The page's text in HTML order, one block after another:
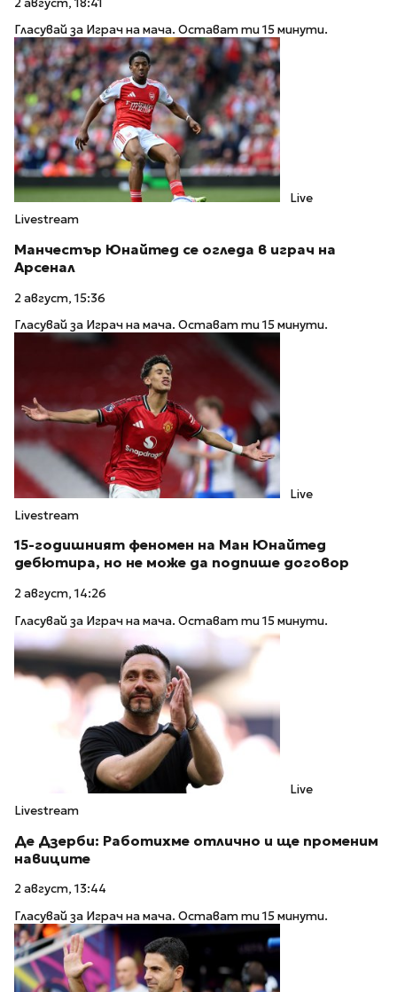
Гласувай за Играч на мача. Остават ти 15 минути.
Live
Livestream
Манчестър Юнайтед се огледа в играч на
Арсенал
2 август, 15:36
Гласувай за Играч на мача. Остават ти 15 минути.
Live
Livestream
15-годишният феномен на Ман Юнайтед
дебютира, но не може да подпише договор
2 август, 14:26
Гласувай за Играч на мача. Остават ти 15 минути.
Live
Livestream
Де Дзерби: Работихме отлично и ще променим
навиците
2 август, 13:44
Гласувай за Играч на мача. Остават ти 15 минути.